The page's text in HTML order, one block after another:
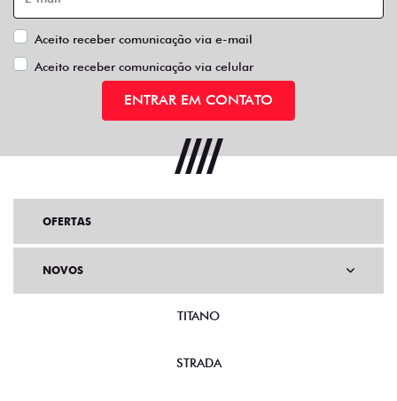
Aceito receber comunicação via e-mail
Aceito receber comunicação via celular
ENTRAR EM CONTATO
OFERTAS
NOVOS
TITANO
STRADA